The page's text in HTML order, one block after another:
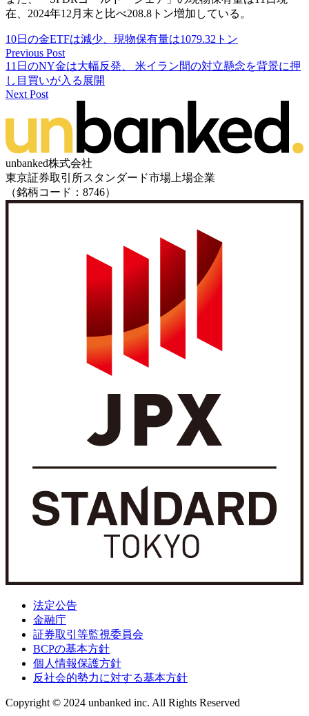
在、2024年12月末と比べ208.8トン増加している。
10日の金ETFは減少、現物保有量は1079.32トン
Previous Post
11日のNY金は大幅反発、 米イラン間の対立懸念を背景に押
し目買いが入る展開
Next Post
unbanked株式会社
東京証券取引所スタンダード市場上場企業
（銘柄コード：8746）
法定公告
金融庁
証券取引等監視委員会
BCPの基本方針
個人情報保護方針
反社会的勢力に対する基本方針
Copyright © 2024 unbanked inc. All Rights Reserved